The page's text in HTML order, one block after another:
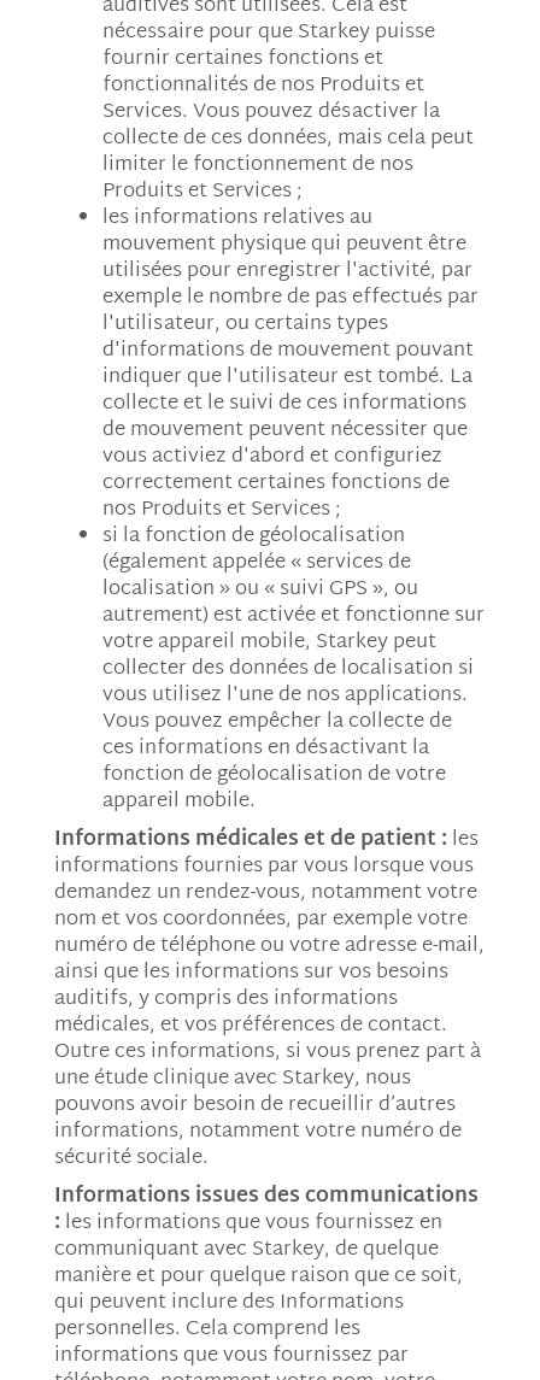
nécessaire pour que Starkey puisse
fournir certaines fonctions et
fonctionnalités de nos Produits et
Services. Vous pouvez désactiver la
collecte de ces données, mais cela peut
limiter le fonctionnement de nos
Produits et Services ;
les informations relatives au
mouvement physique qui peuvent être
utilisées pour enregistrer l'activité, par
exemple le nombre de pas effectués par
l'utilisateur, ou certains types
d'informations de mouvement pouvant
indiquer que l'utilisateur est tombé. La
collecte et le suivi de ces informations
de mouvement peuvent nécessiter que
vous activiez d'abord et configuriez
correctement certaines fonctions de
nos Produits et Services ;
si la fonction de géolocalisation
(également appelée « services de
localisation » ou « suivi GPS », ou
autrement) est activée et fonctionne sur
votre appareil mobile, Starkey peut
collecter des données de localisation si
vous utilisez l'une de nos applications.
Vous pouvez empêcher la collecte de
ces informations en désactivant la
fonction de géolocalisation de votre
appareil mobile.
Informations médicales et de patient : les
informations fournies par vous lorsque vous
demandez un rendez-vous, notamment votre
nom et vos coordonnées, par exemple votre
numéro de téléphone ou votre adresse e-mail,
ainsi que les informations sur vos besoins
auditifs, y compris des informations
médicales, et vos préférences de contact.
Outre ces informations, si vous prenez part à
une étude clinique avec Starkey, nous
pouvons avoir besoin de recueillir d’autres
informations, notamment votre numéro de
sécurité sociale.
Informations issues des communications
: les informations que vous fournissez en
communiquant avec Starkey, de quelque
manière et pour quelque raison que ce soit,
qui peuvent inclure des Informations
personnelles. Cela comprend les
informations que vous fournissez par